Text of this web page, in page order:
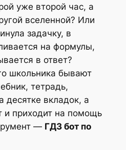
уже второй час, а
вселенной? Или
задачку, в
на формулы,
в ответ?
школьника бывают
тетрадь,
десятке вкладок, а
и приходит на помощь
— ГДЗ бот по